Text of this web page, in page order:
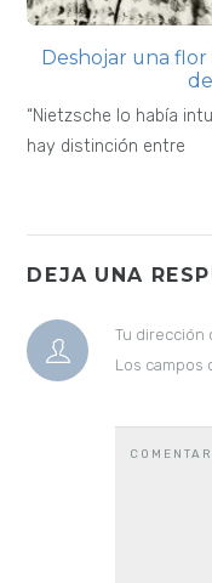
Deshojar una
“Nietzsche lo había
hay distinción entre
DEJA UNA
Tu dirección
Los campos